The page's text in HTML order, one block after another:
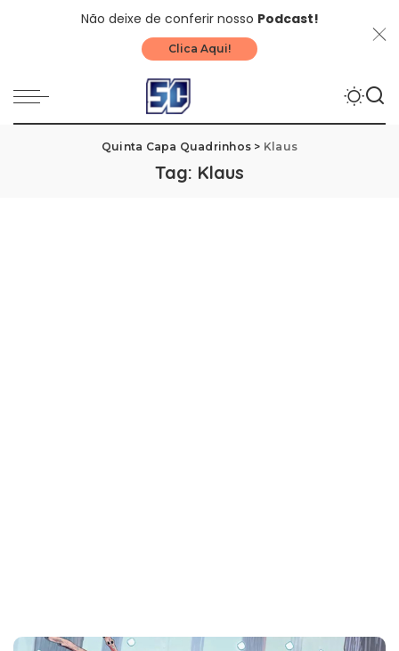
Não deixe de conferir nosso Podcast!
Clica Aqui!
Quinta Capa Quadrinhos > Klaus
Tag: Klaus